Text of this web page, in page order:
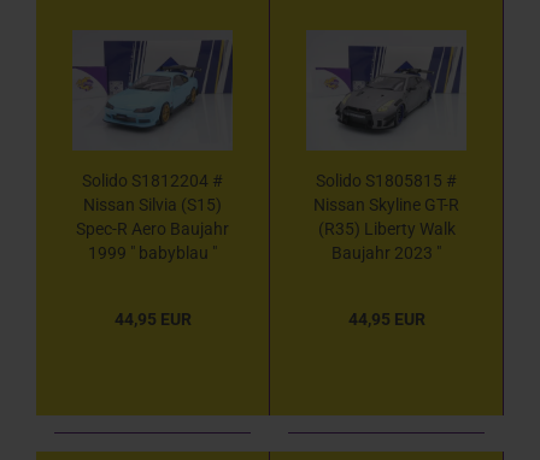
Solido S1812204 #
Nissan Silvia (S15)
Spec-R Aero Baujahr
1999 " babyblau "
44,95 EUR
Solido S1805815 #
Nissan Skyline GT-R
(R35) Liberty Walk
Baujahr 2023 "
44,95 EUR